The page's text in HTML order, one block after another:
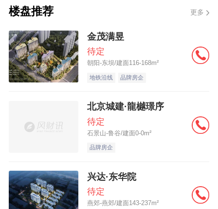
度诊断体系
本次会议明确提出，要加快实现住房、小区
（社区）、街区、城区（城市）四个维度体
检全覆盖。这一体系打破了传统城市评估偏
从个体到整体的全链条诊断框架。
该体系的建立，意味着城市体检将真正下沉
体裂缝、下水堵塞，到小区的电梯安全、健
身设施，再到街区的菜市场、社区医院，最
楼盘推荐 更多
金茂满昱
待定
朝阳-东坝/建面116-168m²
地铁沿线 品牌房企
北京城建·龍樾璟序
待定
石景山-鲁谷/建面0-0m²
品牌房企
兴达·东华院
待定
燕郊-燕郊/建面143-237m²